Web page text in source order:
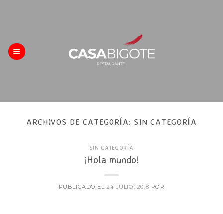
ARCHIVOS DE CATEGORÍA: SIN CATEGORÍA
SIN CATEGORÍA
¡Hola mundo!
PUBLICADO EL24 JULIO, 2018 POR